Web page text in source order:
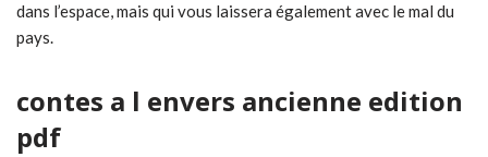
dans l’espace, mais qui vous laissera également avec le mal du
pays.
contes a l envers ancienne edition
pdf